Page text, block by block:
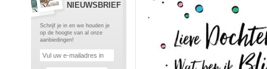
NIEUWSBRIEF
Schrijf je in en we houden je
op de hoogte van al onze
aanbiedingen!